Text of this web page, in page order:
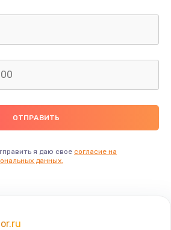
Заказать
капиллярной трубки
400 руб.
Заказать
я даю свое согласие на
данных.